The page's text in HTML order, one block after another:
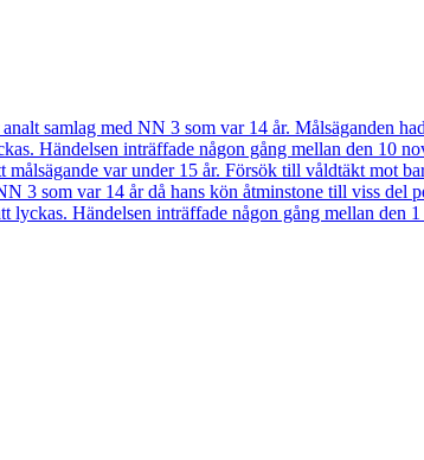
samlag med NN 3 som var 14 år. Målsäganden
Händelsen inträffade någon gång mellan den 10
målsägande var under 15 år. Försök till våldtäkt
3 som var 14 år då hans kön åtminstone till viss del
lyckas. Händelsen inträffade någon gång mellan den